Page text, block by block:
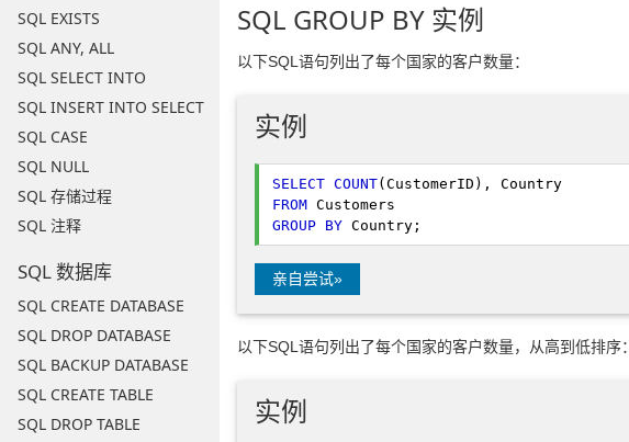
SQL EXISTS
SQL ANY, ALL
SQL SELECT INTO
SQL INSERT INTO SELECT
SQL CASE
SQL NULL
SQL 存储过程
SQL 注释
SQL 数据库
SQL CREATE DATABASE
SQL DROP DATABASE
SQL BACKUP DATABASE
SQL CREATE TABLE
SQL DROP TABLE
SQL GROUP BY 实例
以下SQL语句列出了每个国家的客户数量：
实例
SELECT COUNT
FROM
GROUP BY Country;
亲自尝试»
以下SQL语句列出了每个国家的客户数量，从高到低排序：
实例